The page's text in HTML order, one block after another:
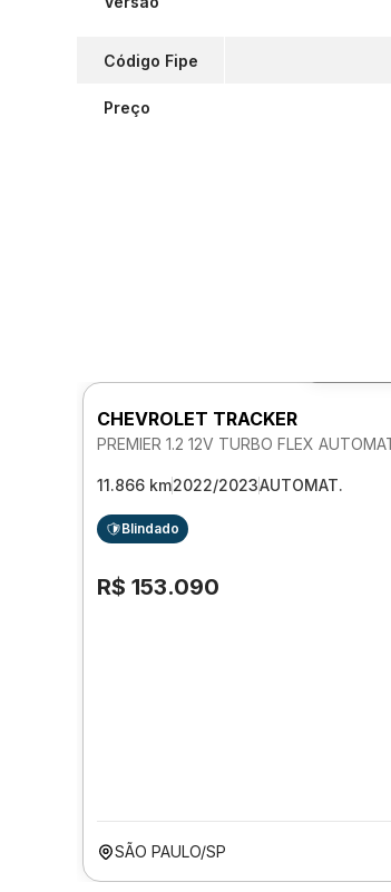
Código Fipe
Preço
CHEVROLET TRACKER
11.866 km2022/2023AUTOMAT.
Blindado
R$ 153.090
SÃO PAULO/SP